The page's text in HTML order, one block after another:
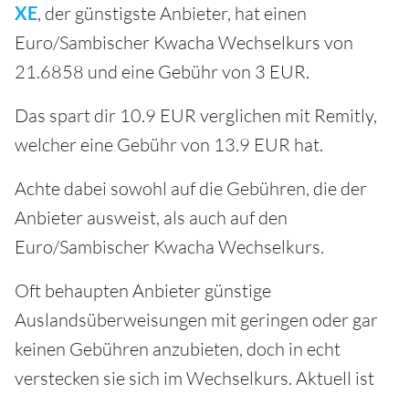
XE, der günstigste Anbieter, hat einen
Euro/Sambischer Kwacha Wechselkurs von
21.6858 und eine Gebühr von 3 EUR.
Das spart dir 10.9 EUR verglichen mit Remitly,
welcher eine Gebühr von 13.9 EUR hat.
Achte dabei sowohl auf die Gebühren, die der
Anbieter ausweist, als auch auf den
Euro/Sambischer Kwacha Wechselkurs.
Oft behaupten Anbieter günstige
Auslandsüberweisungen mit geringen oder gar
keinen Gebühren anzubieten, doch in echt
verstecken sie sich im Wechselkurs. Aktuell ist